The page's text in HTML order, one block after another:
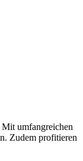
Mit umfangreichen
Zudem profitieren